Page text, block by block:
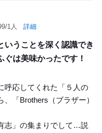
1人 詳細
いうことを深く認識でき
は美味かったです！
呼応してくれた「５人の
「Brothers（ブラザー）
志」の集まりでして…説